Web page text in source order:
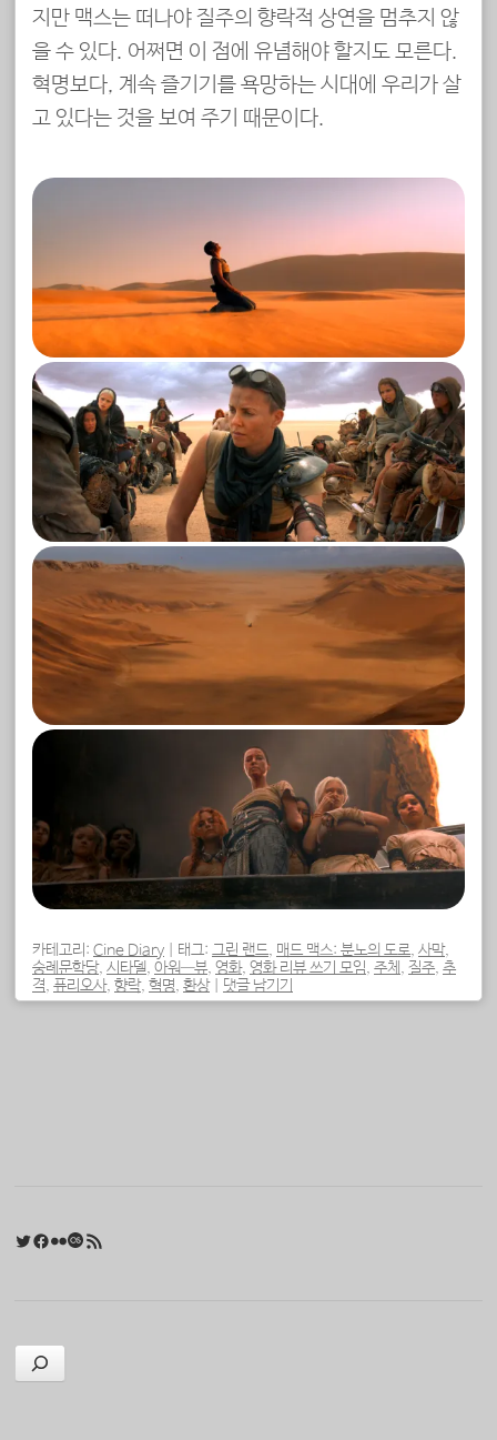
지만 맥스는 떠나야 질주의 향락적 상연을 멈추지 않
을 수 있다. 어쩌면 이 점에 유념해야 할지도 모른다.
혁명보다, 계속 즐기기를 욕망하는 시대에 우리가 살
고 있다는 것을 보여 주기 때문이다.
카테고리: Cine Diary 태그: 그린 랜드, 매드 맥스: 분노의 도로, 사막,
숭례문학당, 시타델, 아워—뷰, 영화, 영화 리뷰 쓰기 모임, 주체 , 질주, 추
격, 퓨리오사, 향락, 혁명, 환상 댓글 남기기
Twitter
Facebook
FlickrLast.fm
검색